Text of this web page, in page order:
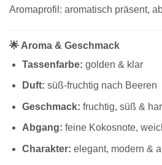
Aromaprofil: aromatisch präsent,
🌟 Aroma & Geschmack
Tassenfarbe: golden & klar
Duft: süß-fruchtig nach Beeren
Geschmack: fruchtig, süß &
Abgang: feine Kokosnote,
Charakter: elegant, modern &